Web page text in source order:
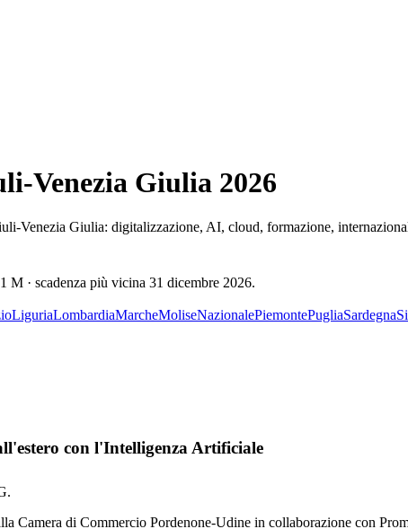
Venezia Giulia 2026
Venezia Giulia: digitalizzazione, AI, cloud, formazione,
M · scadenza più vicina 31 dicembre 2026.
LiguriaLombardiaMarcheMoliseNazionalePiemontePugliaSardegna
con l'Intelligenza Artificiale
Camera di Commercio Pordenone-Udine in collaborazione con